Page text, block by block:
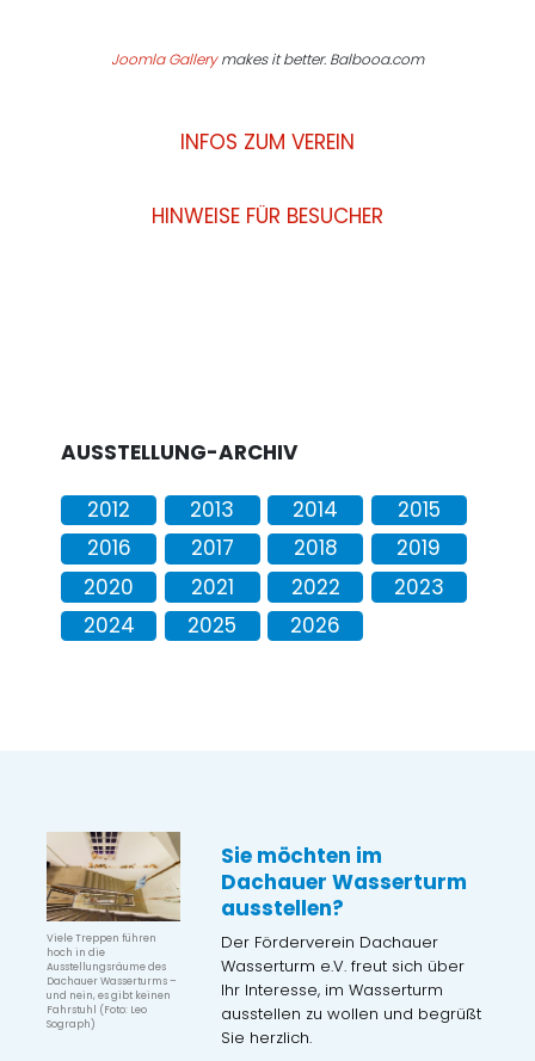
Joomla Gallerymakes it better. Balbooa.com
INFOS ZUM VEREIN
HINWEISE FÜR BESUCHER
AUSSTELLUNG-ARCHIV
2012
2013 2014
2015
2016
2017 2018
2019
2020
2021 2022
2023
2024
2025 2026
Viele Treppen führen
hoch in die
Ausstellungsräume des
Dachauer Wasserturms –
und nein, es gibt keinen
Fahrstuhl (Foto: Leo
Sograph)
Sie möchten im
Dachauer Wasserturm
ausstellen?
Der Förderverein Dachauer
Wasserturm e.V. freut sich über
Ihr Interesse, im Wasserturm
ausstellen zu wollen und begrüßt
Sie herzlich.